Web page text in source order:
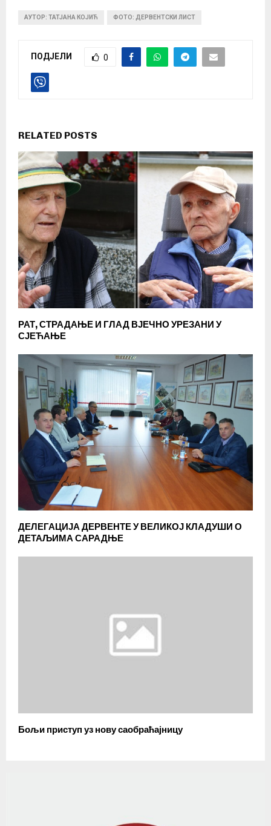
АУТОР: ТАТЈАНА КОЈИЋ ФОТО: ДЕРВЕНТСКИ ЛИСТ
ПОДЈЕЛИ 0
RELATED POSTS
РАТ, СТРАДАЊЕ И ГЛАД ВЈЕЧНО УРЕЗАНИ У
СЈЕЋАЊЕ
ДЕЛЕГАЦИЈА ДЕРВЕНТЕ У ВЕЛИКОЈ КЛАДУШИ О
ДЕТАЉИМА САРАДЊЕ
Бољи приступ уз нову саобраћајницу